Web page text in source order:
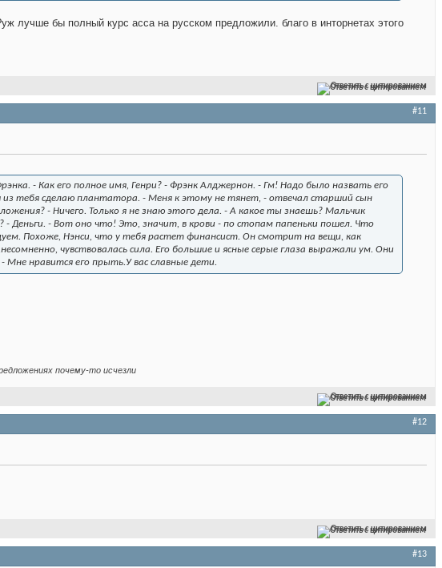
лучше бы полный курс acca на русском предложили. благо в инторнетах этого
Ответить с цитированием
#11
- Как его полное имя, Генри? - Фрэнк Алджернон. - Гм! Надо было назвать его
из тебя сделаю плантатора. - Меня к этому не тянет, - отвечал старший сын
- Ничего. Только я не знаю этого дела. - А какое ты знаешь? Мальчик
Деньги. - Вот оно что! Это, значит, в крови - по стопам папеньки пошел. Что
Похоже, Нэнси, что у тебя растет финансист. Он смотрит на вещи, как
чувствовалась сила. Его большие и ясные серые глаза выражали ум. Они
Мне нравится его прыть.У вас славные дети.
почему-то исчезли
Ответить с цитированием
#12
Ответить с цитированием
#13